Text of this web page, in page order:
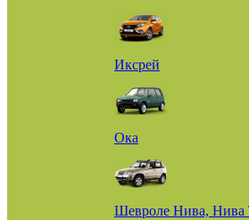
Иксрей
Ока
Шевроле Нива, Нива